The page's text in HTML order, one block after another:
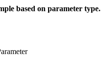
based on parameter type.